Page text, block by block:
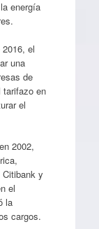
energía
el
una
de
tarifazo en
el
2002,
y
el
la
cargos.